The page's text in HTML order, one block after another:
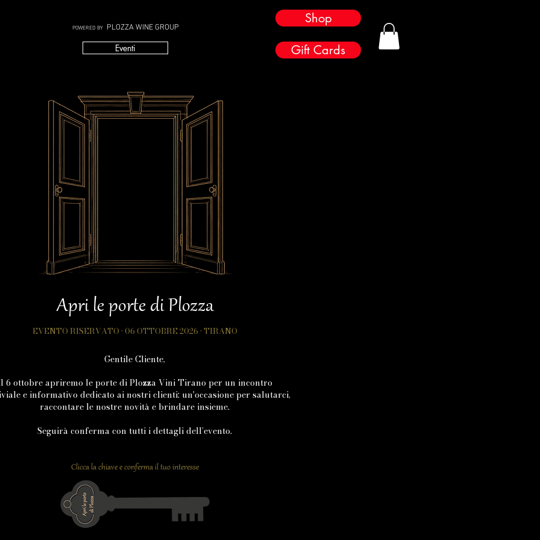
POWERED BYPLOZZA WINE GROUP
Eventi
Shop
Gift Cards
Apri le porte di Plozza
EVENTO RISERVATO · 06 OTTOBRE 2026 · TIRANO
Gentile Cliente,
6 ottobre apriremo le porte di Plozza Vini Tirano per un incontro
e informativo dedicato ai nostri clienti: un'occasione per salutarci,
raccontare le nostre novità e brindare insieme.
Seguirà conferma con tutti i dettagli dell’evento.
Clicca la chiave e conferma il tuo interesse